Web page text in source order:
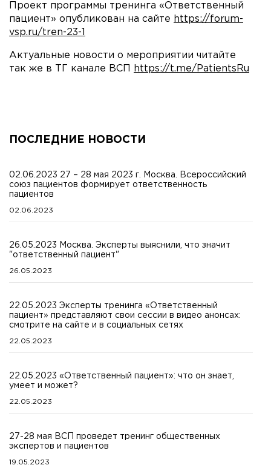
Проект программы тренинга «Ответственный
пациент» опубликован на сайте https://forum-
vsp.ru/tren-23-1
Актуальные новости о мероприятии читайте
так же в ТГ канале ВСП
https://t.me/PatientsRu
ПОСЛЕДНИЕ НОВОСТИ
02.06.2023 27 – 28 мая 2023 г. Москва. Всероссийский
союз пациентов формирует ответственность
пациентов
02.06.2023
26.05.2023 Москва. Эксперты выяснили, что значит
"ответственный пациент"
26.05.2023
22.05.2023 Эксперты тренинга «Ответственный
пациент» представляют свои сессии в видео анонсах:
смотрите на сайте и в социальных сетях
22.05.2023
22.05.2023 «Ответственный пациент»: что он знает,
умеет и может?
22.05.2023
27-28 мая ВСП проведет тренинг общественных
экспертов и пациентов
19.05.2023